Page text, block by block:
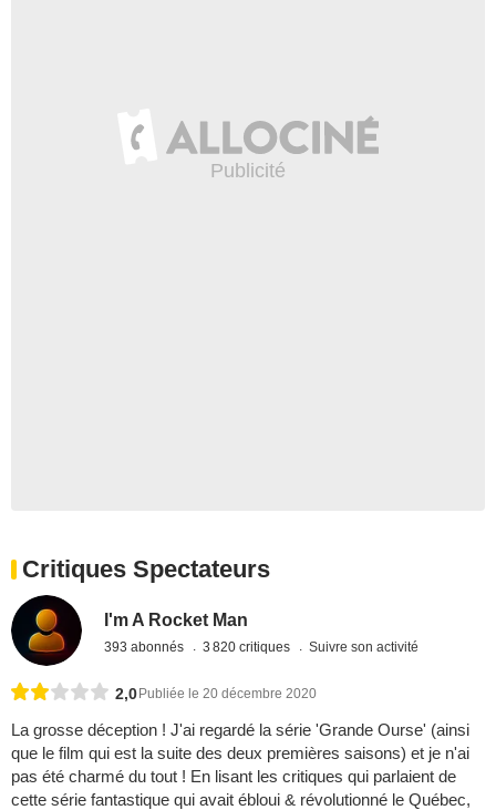
Critiques Spectateurs
I'm A Rocket Man
393 abonnés 3 820 critiques Suivre son activité
2,0 Publiée le 20 décembre 2020
La grosse déception ! J'ai regardé la série 'Grande Ourse' (ainsi
que le film qui est la suite des deux premières saisons) et je n'ai
pas été charmé du tout ! En lisant les critiques qui parlaient de
cette série fantastique qui avait ébloui & révolutionné le Québec,